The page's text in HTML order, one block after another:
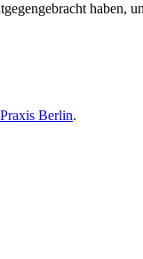
haben,
Praxis Berlin.